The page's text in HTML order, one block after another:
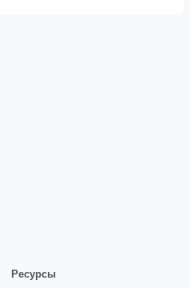
Ресурсы